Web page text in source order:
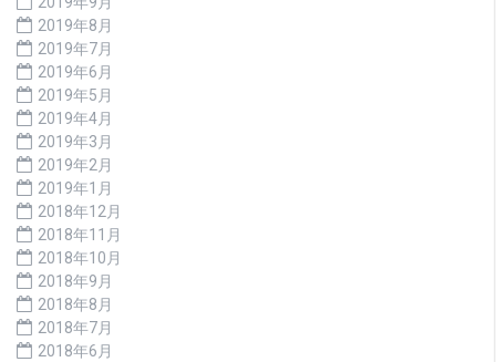
2019年8月
2019年7月
2019年6月
2019年5月
2019年4月
2019年3月
2019年2月
2019年1月
2018年12月
2018年11月
2018年10月
2018年9月
2018年8月
2018年7月
2018年6月